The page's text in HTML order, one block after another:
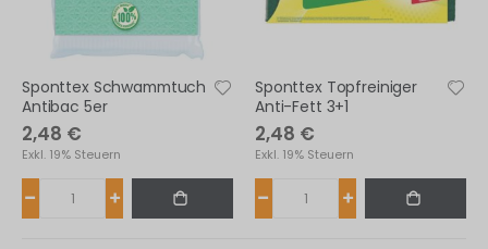
Sponttex Schwammtuch
Antibac 5er
2,48 €
Exkl. 19% Steuern
Sponttex Topfreiniger
Anti-Fett 3+1
2,48 €
Exkl. 19% Steuern